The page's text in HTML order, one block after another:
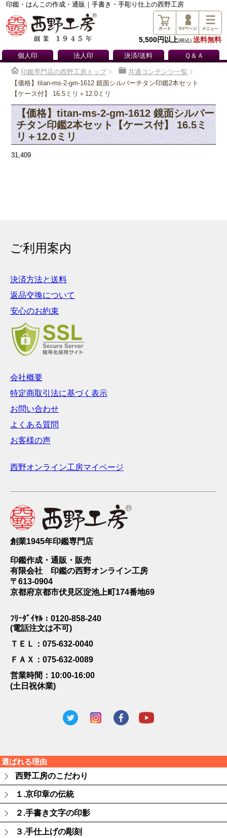
印鑑・はんこの作成・通販｜手書き・手彫り仕上の西野工房
5,500円以上(税込) 送料無料
個人印 法人印 決済/送料 Ｑ＆Ａ
印鑑専門店の西野工房トップ
共通コンテンツ一覧
【価格】titan-ms-2-gm-1612 鏡面シルバーチタン印鑑2本セット
【ケース付】 16.5ミリ＋12.0ミリ
【価格】titan-ms-2-gm-1612 鏡面シルバー
チタン印鑑2本セット【ケース付】 16.5ミ
リ＋12.0ミリ
31,409
ご利用案内
決済方法と送料
返品交換について
安心のお約束
会社概要
特定商取引法に基づく表示
お問い合わせ
よくある質問
お客様の声
西野オンライン工房マイページ
創業1945年印鑑専門店
印鑑作成・通販・販売
有限会社 印鑑の西野オンライン工房
〒613-0904
京都府京都市伏見区淀池上町174番地69
ﾌﾘｰﾀﾞｲﾔﾙ：0120-858-240
(電話注文は不可)
ＴＥＬ：075-632-0040
ＦＡＸ：075-632-0089
営業時間：10:00-16:00
(土日祝休業)
選ばれる理由
西野工房のこだわり
１.京印章の伝統
２.手書き文字の印影
３.手仕上げの彫刻